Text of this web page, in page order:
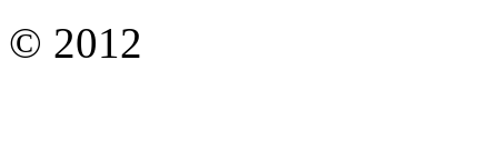
© 2012